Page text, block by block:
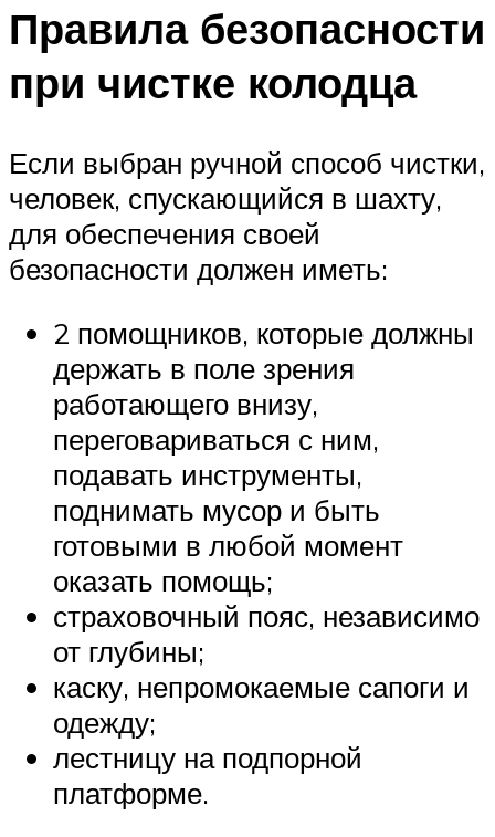
Правила безопасности
при чистке колодца
Если выбран ручной способ чистки,
человек, спускающийся в шахту,
для обеспечения своей
безопасности должен иметь:
2 помощников, которые должны
держать в поле зрения
работающего внизу,
переговариваться с ним,
подавать инструменты,
поднимать мусор и быть
готовыми в любой момент
оказать помощь;
страховочный пояс, независимо
от глубины;
каску, непромокаемые сапоги и
одежду;
лестницу на подпорной
платформе.